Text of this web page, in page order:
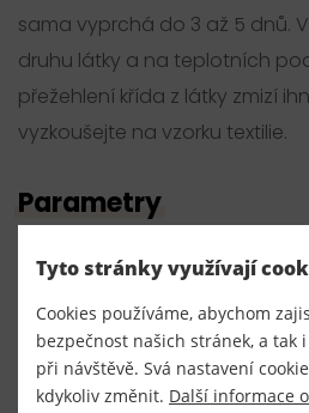
sama vyprchá do 3 až 5 dnů.
druhu látky a na teplotních
přežehlení křída z látky zmizí
vyzkoušejte na vzorku textilie.
Parametry
Číslo produktu:
Výrobce
Český výrobce
Tyto stránky využívají
Cookies používáme, abychom
bezpečnost našich stránek, a tak
při návštěvě. Svá nastavení
kdykoliv změnit. Další informace